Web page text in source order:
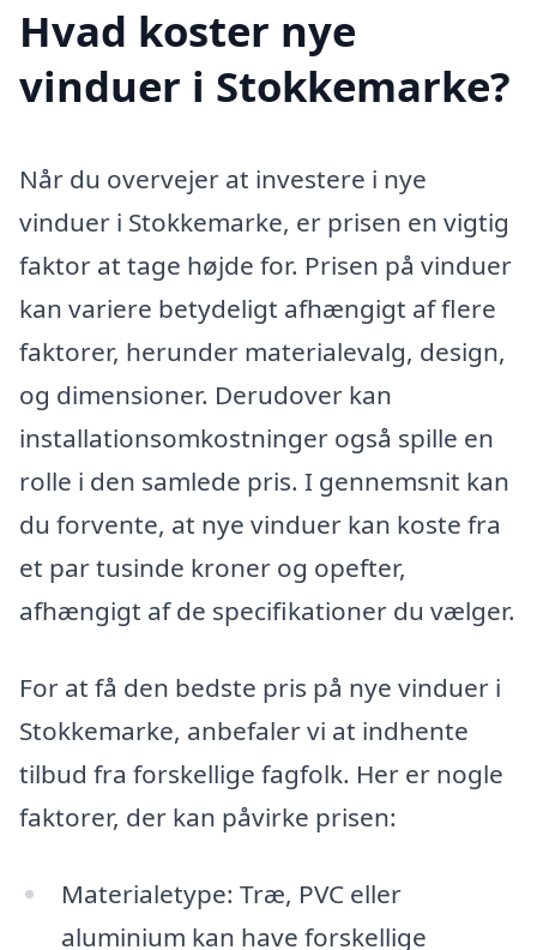
Hvad koster nye
vinduer i Stokkemarke?
Når du overvejer at investere i nye
vinduer i Stokkemarke, er prisen en vigtig
faktor at tage højde for. Prisen på vinduer
kan variere betydeligt afhængigt af flere
faktorer, herunder materialevalg, design,
og dimensioner. Derudover kan
installationsomkostninger også spille en
rolle i den samlede pris. I gennemsnit kan
du forvente, at nye vinduer kan koste fra
et par tusinde kroner og opefter,
afhængigt af de specifikationer du vælger.
For at få den bedste pris på nye vinduer i
Stokkemarke, anbefaler vi at indhente
tilbud fra forskellige fagfolk. Her er nogle
faktorer, der kan påvirke prisen:
Materialetype: Træ, PVC eller
aluminium kan have forskellige